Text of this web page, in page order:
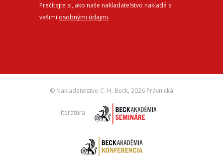
Prečítajte si, ako naše nakladateľstvo nakladá s
vašimi osobnými údajmi.
© Nakladateľstvo C. H. Beck, 2026 Právnická
literatúra